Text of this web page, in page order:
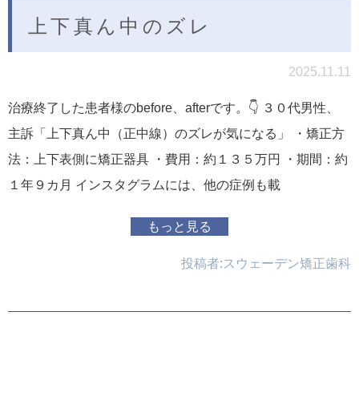
上下真ん中のズレ
2025.11.11
治療終了した患者様のbefore、afterです。👇 ３０代男性、
主訴「上下真ん中（正中線）のズレが気になる」 ・矯正方
法：上下表側に矯正器具 ・費用：約１３５万円 ・期間：約
１年９カ月 インスタグラムには、他の症例も載
もっと見る
投稿者:スウェーデン矯正歯科